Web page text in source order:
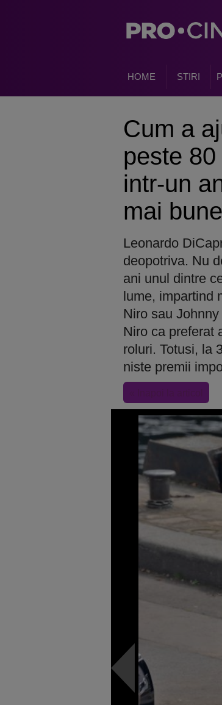
HOME STIRI
Cum a
peste
intr-un
mai
Leonardo
deopotriva. Nu
ani unul dintre
lume, impartind
Niro sau
Niro ca preferat
roluri. Totusi, la
niste premii